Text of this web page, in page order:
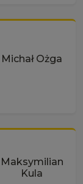
Michał Ożga
Maksymilian
Kula